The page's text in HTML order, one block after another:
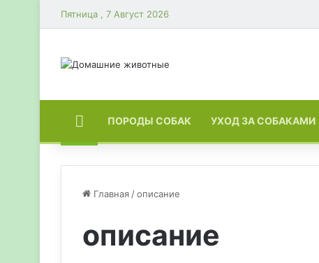
Пятница , 7 Август 2026
ГЛАВНАЯ
ПОРОДЫ СОБАК УХОД ЗА СОБАКАМИ
Главная /описание
описание